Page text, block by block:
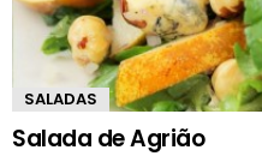
SALADAS
Salada de Agrião